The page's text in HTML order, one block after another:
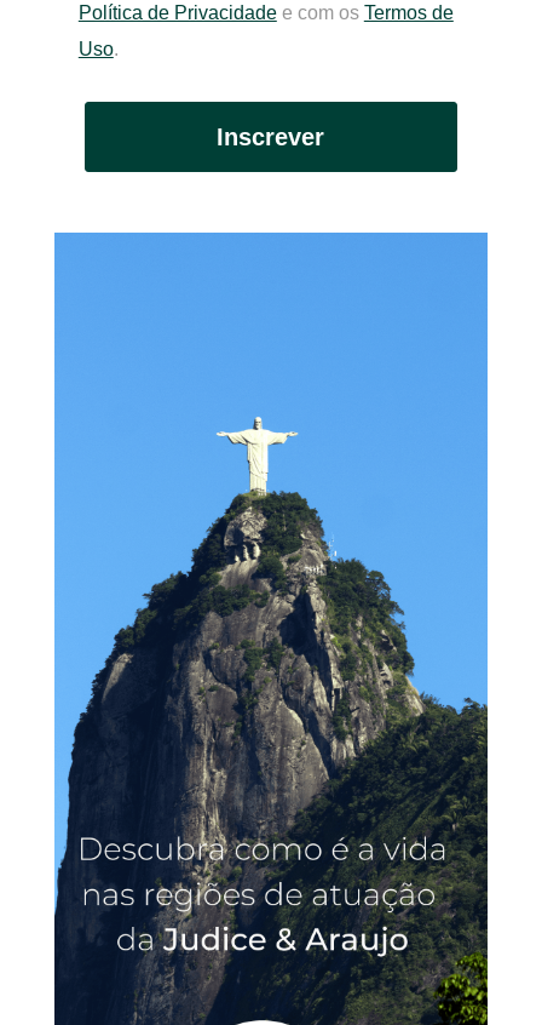
Política de Privacidadee com os Termos de
Uso.
Inscrever